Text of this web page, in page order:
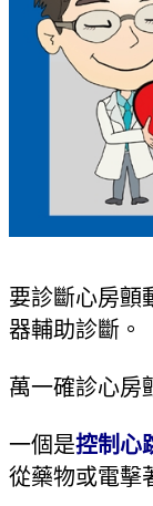
要診斷心房顫
器輔助診斷。
萬一確診心房
一個是控制心
從藥物或電擊